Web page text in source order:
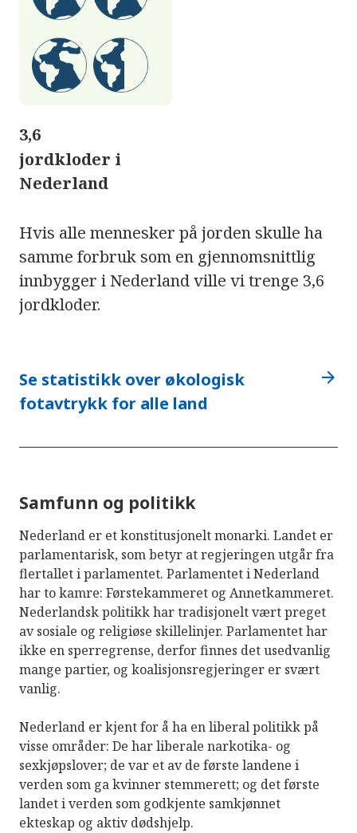
3,6
jordkloder i
Nederland
Hvis alle mennesker på jorden skulle ha
samme forbruk som en gjennomsnittlig
innbygger i Nederland ville vi trenge 3,6
jordkloder.
Se statistikk over økologisk
fotavtrykk for alle land
arrow_forward
Samfunn og politikk
Nederland er et konstitusjonelt monarki. Landet er
parlamentarisk, som betyr at regjeringen utgår fra
flertallet i parlamentet. Parlamentet i Nederland
har to kamre: Førstekammeret og Annetkammeret.
Nederlandsk politikk har tradisjonelt vært preget
av sosiale og religiøse skillelinjer. Parlamentet har
ikke en sperregrense, derfor finnes det usedvanlig
mange partier, og koalisjonsregjeringer er svært
vanlig.
Nederland er kjent for å ha en liberal politikk på
visse områder: De har liberale narkotika- og
sexkjøpslover; de var et av de første landene i
verden som ga kvinner stemmerett; og det første
landet i verden som godkjente samkjønnet
ekteskap og aktiv dødshjelp.